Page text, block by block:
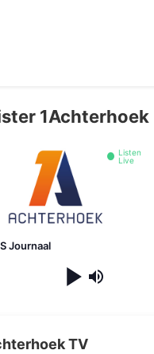
1Achterhoek
Listen
Live
Journaal
TV